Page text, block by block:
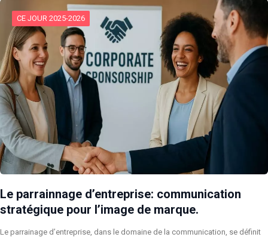
CE JOUR 2025-2026
Le parrainnage d’entreprise: communication
stratégique pour l’image de marque.
Le parrainage d’entreprise, dans le domaine de la communication, se définit